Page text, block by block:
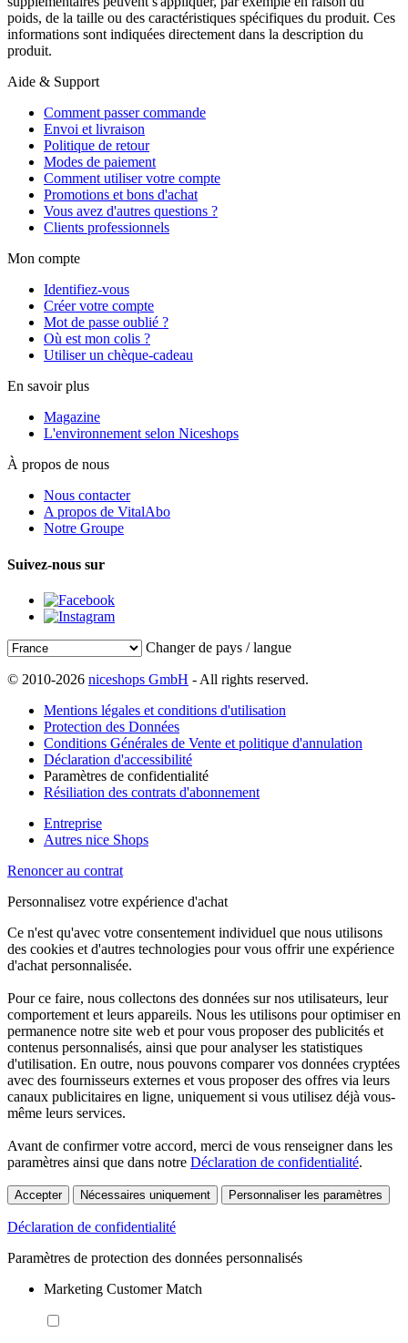
poids, de la taille ou des caractéristiques spécifiques du produit. Ces
informations sont indiquées directement dans la description du
produit.
Aide & Support
Comment passer commande
Envoi et livraison
Politique de retour
Modes de paiement
Comment utiliser votre compte
Promotions et bons d'achat
Vous avez d'autres questions ?
Clients professionnels
Mon compte
Identifiez-vous
Créer votre compte
Mot de passe oublié ?
Où est mon colis ?
Utiliser un chèque-cadeau
En savoir plus
Magazine
L'environnement selon Niceshops
À propos de nous
Nous contacter
A propos de VitalAbo
Notre Groupe
Suivez-nous sur
Changer de pays / langue
© 2010-2026 niceshops GmbH - All rights reserved.
Mentions légales et conditions d'utilisation
Protection des Données
Conditions Générales de Vente et politique d'annulation
Déclaration d'accessibilité
Paramètres de confidentialité
Résiliation des contrats d'abonnement
Entreprise
Autres nice Shops
Renoncer au contrat
Personnalisez votre expérience d'achat
Ce n'est qu'avec votre consentement individuel que nous utilisons
des cookies et d'autres technologies pour vous offrir une expérience
d'achat personnalisée.
Pour ce faire, nous collectons des données sur nos utilisateurs, leur
comportement et leurs appareils. Nous les utilisons pour optimiser en
permanence notre site web et pour vous proposer des publicités et
contenus personnalisés, ainsi que pour analyser les statistiques
d'utilisation. En outre, nous pouvons comparer vos données cryptées
avec des fournisseurs externes et vous proposer des offres via leurs
canaux publicitaires en ligne, uniquement si vous utilisez déjà vous-
même leurs services.
Avant de confirmer votre accord, merci de vous renseigner dans les
paramètres ainsi que dans notre Déclaration de confidentialité.
Accepter Nécessaires uniquement Personnaliser les paramètres
Déclaration de confidentialité
Paramètres de protection des données personnalisés
Marketing Customer Match